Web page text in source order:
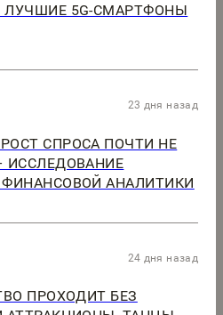
ЛУЧШИЕ 5G-СМАРТФОНЫ
23 дня назад
СПРОСА ПОЧТИ НЕ
ИССЛЕДОВАНИЕ
АНАЛИТИКИ
24 дня назад
ПРОХОДИТ БЕЗ